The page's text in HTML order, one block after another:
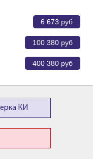
6 673 руб
100 380 руб
400 380 руб
КИ